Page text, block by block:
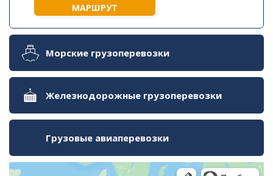
МАРШРУТ
Морские грузоперевозки
Железнодорожные грузоперевозки
Грузовые авиаперевозки